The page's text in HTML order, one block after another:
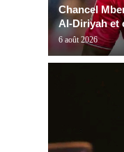
Chancel
Al-Diriyah et
6 août 2026